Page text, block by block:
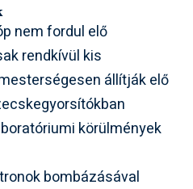
nem fordul elő
rendkívül kis
állítják elő
körülmények
bombázásával